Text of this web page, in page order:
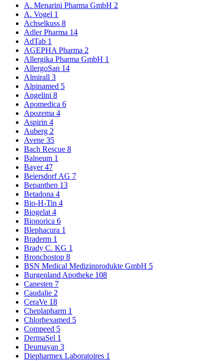
A. Menarini Pharma GmbH 2
A. Vogel 1
Achselkuss 8
Adler Pharma 14
AdTab 1
AGEPHA Pharma 2
Allergika Pharma GmbH 1
AllergoSan 14
Almirall 3
Alpinamed 5
Angelini 8
Apomedica 6
Apozema 4
Aspirin 4
Auberg 2
Avene 35
Bach Rescue 8
Balneum 1
Bayer47
Beiersdorf AG 7
Bepanthen 13
Betadona 4
Bio-H-Tin 4
Biogelat 4
Bionorica 6
Blephacura 1
Braderm 1
Brady C. KG 1
Bronchostop 8
BSN Medical Medizinprodukte GmbH 5
Burgenland Apotheke 108
Canesten 7
Caudalie 2
CeraVe 18
Cheplapharm 1
Chlorhexamed 5
Compeed 5
DermaSel 1
Deumavan 3
Diepharmex Laboratoires 1